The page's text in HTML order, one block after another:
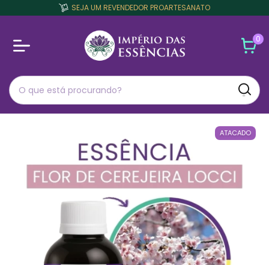
SEJA UM REVENDEDOR PROARTESANATO
0
ATACADO